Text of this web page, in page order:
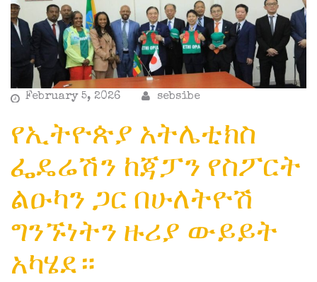
February 5, 2026 sebsibe
የኢትዮጵያ አትሌቲክስ
ፌዴሬሽን ከጃፓን የስፖርት
ልዑካን ጋር በሁለትዮሽ
ግንኙነትን ዙሪያ ውይይት
አካሄደ።